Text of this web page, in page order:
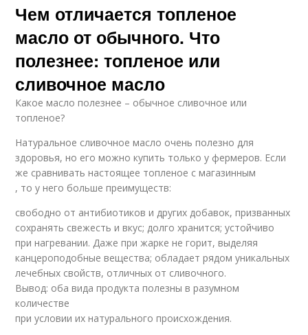
Чем отличается топленое
масло от обычного. Что
полезнее: топленое или
сливочное масло
Какое масло полезнее – обычное сливочное или
топленое?
Натуральное сливочное масло очень полезно для
здоровья, но его можно купить только у фермеров. Если
же сравнивать настоящее топленое с магазинным
, то у него больше преимуществ:
свободно от антибиотиков и других добавок, призванных
сохранять свежесть и вкус; долго хранится; устойчиво
при нагревании. Даже при жарке не горит, выделяя
канцероподобные вещества; обладает рядом уникальных
лечебных свойств, отличных от сливочного.
Вывод: оба вида продукта полезны в разумном
количестве
при условии их натурального происхождения.